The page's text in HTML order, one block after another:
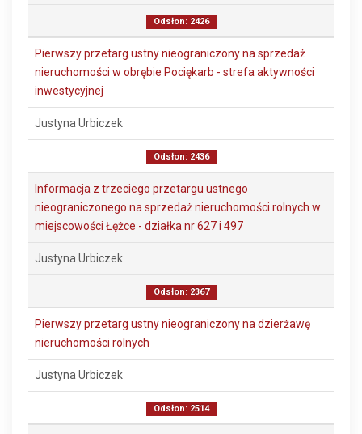
Odsłon: 2426
Pierwszy przetarg ustny nieograniczony na sprzedaż
nieruchomości w obrębie Pociękarb - strefa aktywności
inwestycyjnej
Justyna Urbiczek
Odsłon: 2436
Informacja z trzeciego przetargu ustnego
nieograniczonego na sprzedaż nieruchomości rolnych w
miejscowości Łężce - działka nr 627 i 497
Justyna Urbiczek
Odsłon: 2367
Pierwszy przetarg ustny nieograniczony na dzierżawę
nieruchomości rolnych
Justyna Urbiczek
Odsłon: 2514